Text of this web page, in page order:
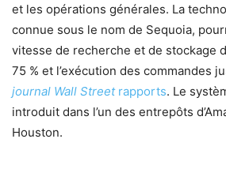
et les opérations générales. La
connue sous le nom de Sequoia,
vitesse de recherche et de stockage
75 % et l’exécution des commandes
journal Wall Streetrapports. Le
introduit dans l’un des entrepôts
Houston.